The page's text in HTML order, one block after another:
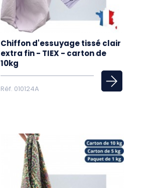
Chiffon d'essuyage tissé clair
extra fin - TIEX - carton de
10kg
Réf. 010124A